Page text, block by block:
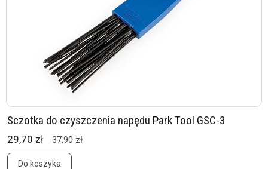
Sczotka do czyszczenia napędu Park Tool GSC-3
29,70 zł 37,90 zł
Do koszyka